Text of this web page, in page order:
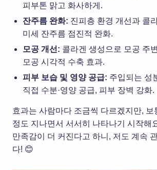
피부톤 맑고 화사하게.
잔주름 완화: 진피층 환경 개선과 콜
미세 잔주름 점진적 완화.
모공 개선: 콜라겐 생성으로 모공 주
모공 시각적 수축 효과.
피부 보습 및 영양 공급: 주입되는 성
직접 수분·영양 공급, 피부 장벽 강화.
효과는 사람마다 조금씩 다르겠지만, 보
정도 지나면서 서서히 나타나기 시작해
만족감이 더 커진다고 하니, 저도 계속
다! 😊